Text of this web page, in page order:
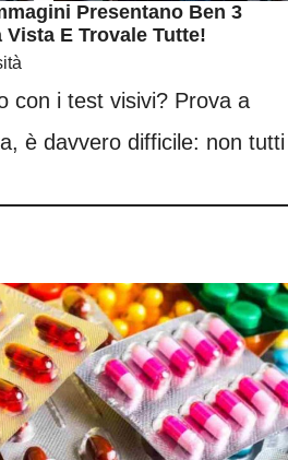
Presentano Ben 3
E Trovale Tutte!
con i test visivi? Prova a
è davvero difficile: non tutti